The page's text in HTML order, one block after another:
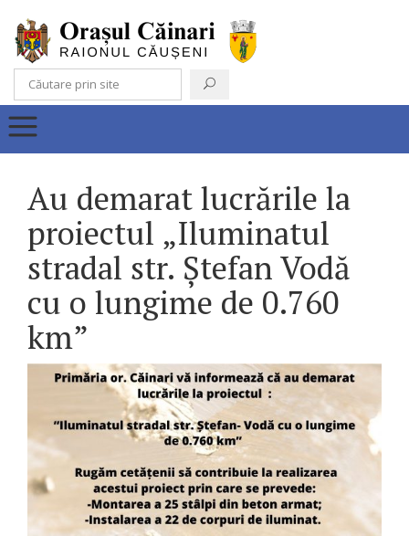
Au demarat lucrările la
proiectul „Iluminatul
stradal str. Ștefan Vodă
cu o lungime de 0.760
km”